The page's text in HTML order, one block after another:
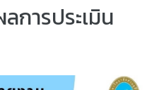
การประเมิน